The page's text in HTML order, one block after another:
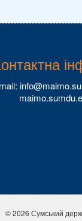
© 2026 Сумський